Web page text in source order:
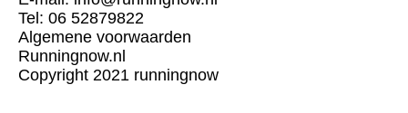
Tel: 06 52879822
Algemene voorwaarden
Runningnow.nl
Copyright 2021 runningnow